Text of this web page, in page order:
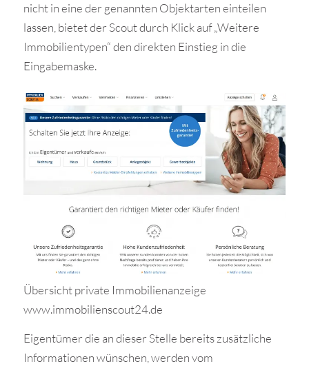
nicht in eine der genannten Objektarten einteilen
lassen, bietet der Scout durch Klick auf „Weitere
Immobilientypen“ den direkten Einstieg in die
Eingabemaske.
Übersicht private Immobilienanzeige
www.immobilienscout24.de
Eigentümer die an dieser Stelle bereits zusätzliche
Informationen wünschen, werden vom